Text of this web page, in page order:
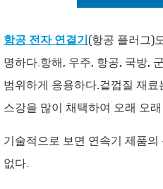
항공 전자 연결기 (항공 플러그)
명하다.항해, 우주, 항공, 국방,
범위하게 응용하다.겉껍질 재료
스강을 많이 채택하여 오래 오
기술적으로 보면 연속기 제품의
없다.